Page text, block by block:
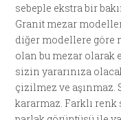
sebeple ekstra bir
Granit mezar
diğer modellere göre
olan bu mezar
sizin yararınıza
çizilmez ve aşınmaz.
kararmaz. Farklı